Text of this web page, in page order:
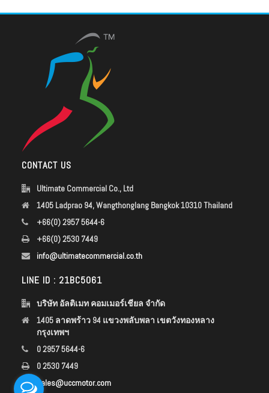
CONTACT US
Ultimate Commercial Co., Ltd
1405 Ladprao 94, Wangthonglang Bangkok 10310 Thailand
+66(0) 2957 5644-6
+66(0) 2530 7449
info@ultimatecommercial.co.th
LINE ID : 21BC5061
บริษัท อัลติเมท คอมเมอร์เชียล จำกัด
1405 ลาดพร้าว 94 แขวงพลับพลา เขตวังทองหลาง
กรุงเทพฯ
0 2957 5644-6
0 2530 7449
sales@uccmotor.com